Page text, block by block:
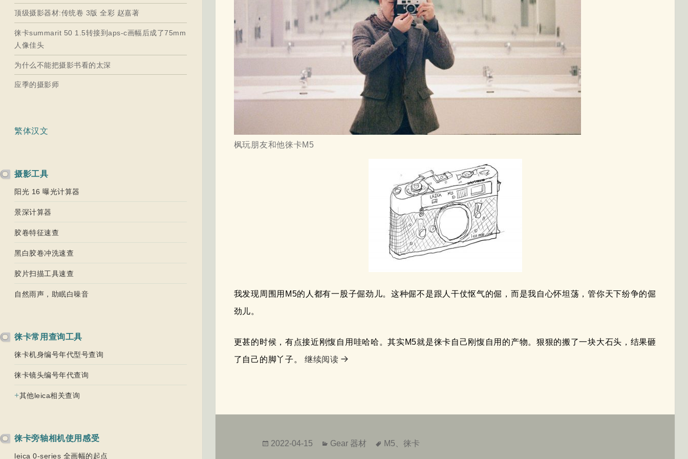
顶级摄影器材:传统卷 3版 全彩 赵嘉著
徕卡summarit 50 1.5转接到aps-c画幅后成了75mm
人像佳头
为什么不能把摄影书看的太深
应季的摄影师
繁体汉文
摄影工具
阳光 16 曝光计算器
景深计算器
胶卷特征速查
黑白胶卷冲洗速查
胶片扫描工具速查
自然雨声，助眠白噪音
徕卡常用查询工具
徕卡机身编号年代型号查询
徕卡镜头编号年代查询
+其他leica相关查询
徕卡旁轴相机使用感受
leica 0-series 全画幅的起点
枫玩朋友和他徕卡M5
我发现周围用M5的人都有一股子倔劲儿。这种倔不是跟人干仗怄气的倔，而是我自心怀坦荡，管你天下纷争的倔
劲儿。
更甚的时候，有点接近刚愎自用哇哈哈。其实M5就是徕卡自己刚愎自用的产物。狠狠的搬了一块大石头，结果砸
了自己的脚丫子。继续阅读简评徕卡M5
发
2022-04-15
分
Gear 器材
标
M5 徕卡